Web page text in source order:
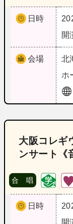
日時
開
会場 北
ホ
大阪コレギ
ンサート《
合 唱
日時